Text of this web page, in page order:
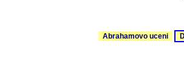
Abrahamovo uceni